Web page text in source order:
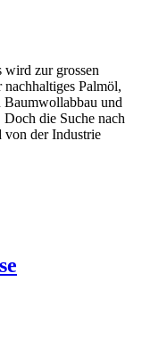
wird zur grossen
Palmöl,
Baumwollabbau und
die Suche nach
von der Industrie